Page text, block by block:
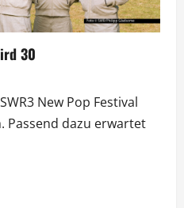
30
New Pop Festival
Passend dazu erwartet